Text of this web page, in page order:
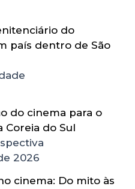
do
país dentro de São
do cinema para o
Coreia do Sul
2026
cinema: Do mito às